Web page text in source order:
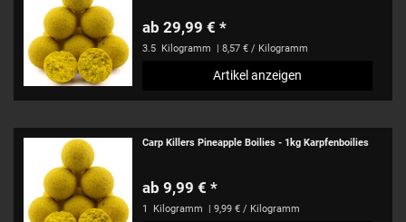
ab 29,99 € *
3.5 Kilogramm | 8,57 € / Kilogramm
Artikel anzeigen
Carp Killers Pineapple Boilies - 1kg Karpfenboilies
ab 9,99 € *
1 Kilogramm | 9,99 € / Kilogramm